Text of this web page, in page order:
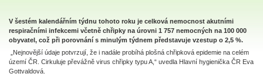
V šestém kalendářním týdnu tohoto roku je celková nemocnost akutními
respiračními infekcemi včetně chřipky na úrovni 1 757 nemocných na 100 000
obyvatel, což při porovnání s minulým týdnem představuje vzestup o 2,5 %.
„Nejnovější údaje potvrzují, že i nadále probíhá plošná chřipková epidemie na celém
území ČR. Cirkuluje převážně virus chřipky typu A,“ uvedla Hlavní hygienička ČR Eva
Gottvaldová.